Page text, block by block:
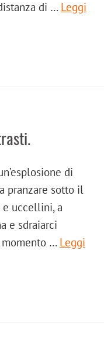
di … Leggi
di
pranzare sotto il
uccellini, a
e sdraiarci
… Leggi